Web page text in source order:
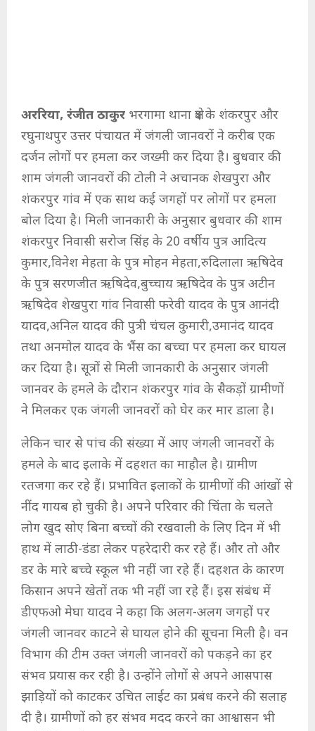
अररिया, रंजीत ठाकुर भरगामा थाना क्षेत्र के शंकरपुर और
रघुनाथपुर उत्तर पंचायत में जंगली जानवरों ने करीब एक
दर्जन लोगों पर हमला कर जख्मी कर दिया है। बुधवार की
शाम जंगली जानवरों की टोली ने अचानक शेखपुरा और
शंकरपुर गांव में एक साथ कई जगहों पर लोगों पर हमला
बोल दिया है। मिली जानकारी के अनुसार बुधवार की शाम
शंकरपुर निवासी सरोज सिंह के 20 वर्षीय पुत्र आदित्य
कुमार,विनेश मेहता के पुत्र मोहन मेहता,रुदिलाला ऋषिदेव
के पुत्र सरणजीत ऋषिदेव,बुच्चाय ऋषिदेव के पुत्र अटीन
ऋषिदेव शेखपुरा गांव निवासी फरेवी यादव के पुत्र आनंदी
यादव,अनिल यादव की पुत्री चंचल कुमारी,उमानंद यादव
तथा अनमोल यादव के भैंस का बच्चा पर हमला कर घायल
कर दिया है। सूत्रों से मिली जानकारी के अनुसार जंगली
जानवर के हमले के दौरान शंकरपुर गांव के सैकड़ों ग्रामीणों
ने मिलकर एक जंगली जानवरों को घेर कर मार डाला है।
लेकिन चार से पांच की संख्या में आए जंगली जानवरों के
हमले के बाद इलाके में दहशत का माहौल है। ग्रामीण
रतजगा कर रहे हैं। प्रभावित इलाकों के ग्रामीणों की आंखों से
नींद गायब हो चुकी है। अपने परिवार की चिंता के चलते
लोग खुद सोए बिना बच्चों की रखवाली के लिए दिन में भी
हाथ में लाठी-डंडा लेकर पहरेदारी कर रहे हैं। और तो और
डर के मारे बच्चे स्कूल भी नहीं जा रहे हैं। दहशत के कारण
किसान अपने खेतों तक भी नहीं जा रहे हैं। इस संबंध में
डीएफओ मेघा यादव ने कहा कि अलग-अलग जगहों पर
जंगली जानवर काटने से घायल होने की सूचना मिली है। वन
विभाग की टीम उक्त जंगली जानवरों को पकड़ने का हर
संभव प्रयास कर रही है। उन्होंने लोगों से अपने आसपास
झाड़ियों को काटकर उचित लाईट का प्रबंध करने की सलाह
दी है। ग्रामीणों को हर संभव मदद करने का आश्वासन भी